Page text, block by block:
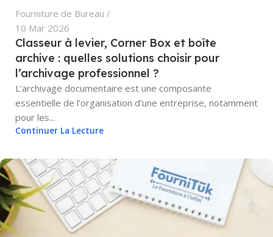
Fourniture de Bureau
10 Mar 2026
Classeur à levier, Corner Box et boîte
archive : quelles solutions choisir pour
l’archivage professionnel ?
L’archivage documentaire est une composante
essentielle de l’organisation d’une entreprise, notamment
pour les...
Continuer La Lecture